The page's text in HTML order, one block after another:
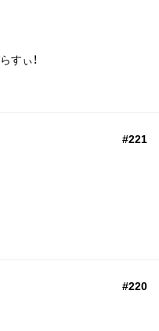
すぃ！
#221
#220